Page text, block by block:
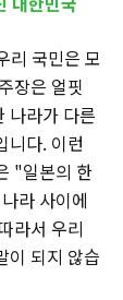
리 국민은 모
장은 얼핏
나라가 다른
니다. 이런
"일본의 한
라 사이에
라서 우리
이 되지 않습